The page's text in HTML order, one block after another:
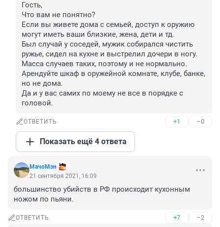
Гость,
Что вам не понятно?
Если вы живете дома с семьей, доступ к оружию
могут иметь ваши близкие, жена, дети и тд.
Был случай у соседей, мужик собирался чистить
ружье, сидел на кухне и выстрелил дочери в ногу.
Масса случаев таких, поэтому и не нормально.
Арендуйте шкаф в оружейной комнате, клубе, банке,
но не дома.
Да и у вас самих по моему не все в порядке с
головой.
ОТВЕТИТЬ +1 –0
Показать ещё 4 ответа
МачоМэн
21 сентября 2021, 16:09
большинство убийств в РФ происходит кухонным
ножом по пьяни.
ОТВЕТИТЬ +7 –2